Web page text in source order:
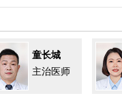
童长城
主治医师